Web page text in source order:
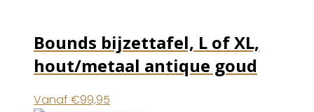
Bounds bijzettafel, L of XL,
hout/metaal antique goud
Vanaf €99,95